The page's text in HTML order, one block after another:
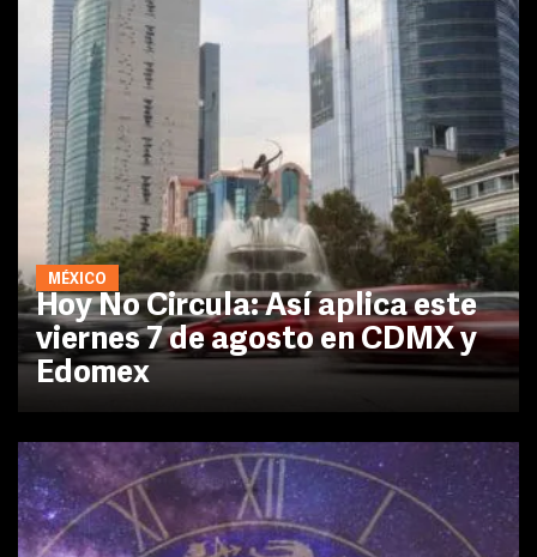
MÉXICO
Hoy No Circula: Así aplica este
viernes 7 de agosto en CDMX y
Edomex